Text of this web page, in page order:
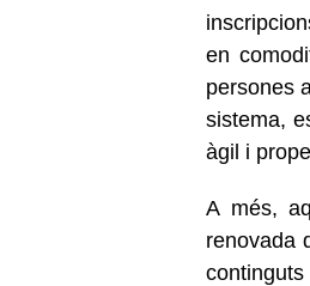
en
persones
sistema,
àgil i
A més,
renovada